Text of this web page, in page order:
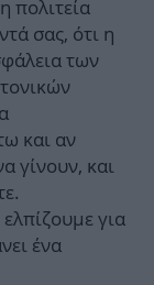
πολιτεία
σας, ότι η
των
και αν
γίνουν, και
για
ένα